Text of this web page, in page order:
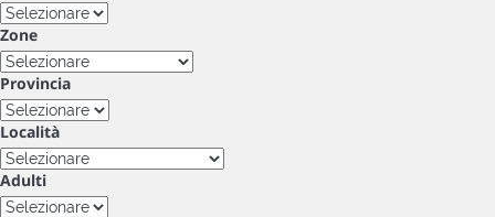
Zone
Provincia
Località
Adulti